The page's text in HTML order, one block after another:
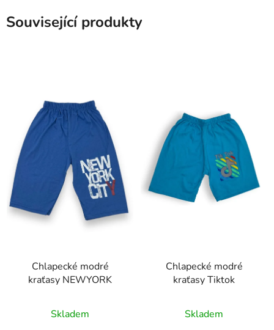
Související produkty
Chlapecké modré
kraťasy NEWYORK
Skladem
Chlapecké modré
kraťasy Tiktok
Skladem